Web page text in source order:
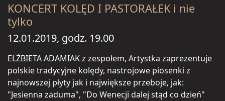
KONCERT KOLĘD I PASTORAŁEK i nie
tylko
12.01.2019, godz. 19.00
ELŻBIETA ADAMIAK z zespołem, Artystka zaprezentuje
polskie tradycyjne kolędy, nastrojowe piosenki z
najnowszej płyty jak i największe przeboje, jak:
"Jesienna zaduma", "Do Wenecji dalej stąd co dzień"